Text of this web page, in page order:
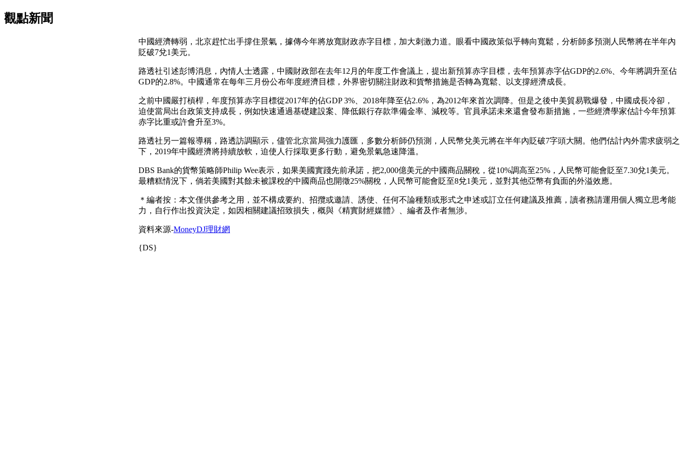
觀點新聞
中國經濟轉弱，北京趕忙出手撐住景氣，據傳今年將放寬財政赤字目標，加大刺激力道。眼看中國政策似乎轉向寬鬆，分析師多預測人民幣將在半年內
貶破7兌1美元。
路透社引述彭博消息，內情人士透露，中國財政部在去年12月的年度工作會議上，提出新預算赤字目標，去年預算赤字佔GDP的2.6%、今年將調升至佔
GDP的2.8%。中國通常在每年三月份公布年度經濟目標，外界密切關注財政和貨幣措施是否轉為寬鬆、以支撐經濟成長。
之前中國嚴打槓桿，年度預算赤字目標從2017年的佔GDP 3%、2018年降至佔2.6%，為2012年來首次調降。但是之後中美貿易戰爆發，中國成長冷卻，
迫使當局出台政策支持成長，例如快速通過基礎建設案、降低銀行存款準備金率、減稅等。官員承諾未來還會發布新措施，一些經濟學家估計今年預算
赤字比重或許會升至3%。
路透社另一篇報導稱，路透訪調顯示，儘管北京當局強力護匯，多數分析師仍預測，人民幣兌美元將在半年內貶破7字頭大關。他們估計內外需求疲弱之
下，2019年中國經濟將持續放軟，迫使人行採取更多行動，避免景氣急速降溫。
DBS Bank的貨幣策略師Philip Wee表示，如果美國實踐先前承諾，把2,000億美元的中國商品關稅，從10%調高至25%，人民幣可能會貶至7.30兌1美元。
最糟糕情況下，倘若美國對其餘未被課稅的中國商品也開徵25%關稅，人民幣可能會貶至8兌1美元，並對其他亞幣有負面的外溢效應。
＊編者按：本文僅供參考之用，並不構成要約、招攬或邀請、誘使、任何不論種類或形式之申述或訂立任何建議及推薦，讀者務請運用個人獨立思考能
力，自行作出投資決定，如因相關建議招致損失，概與《精實財經媒體》、編者及作者無涉。
資料來源-MoneyDJ理財網
{DS}